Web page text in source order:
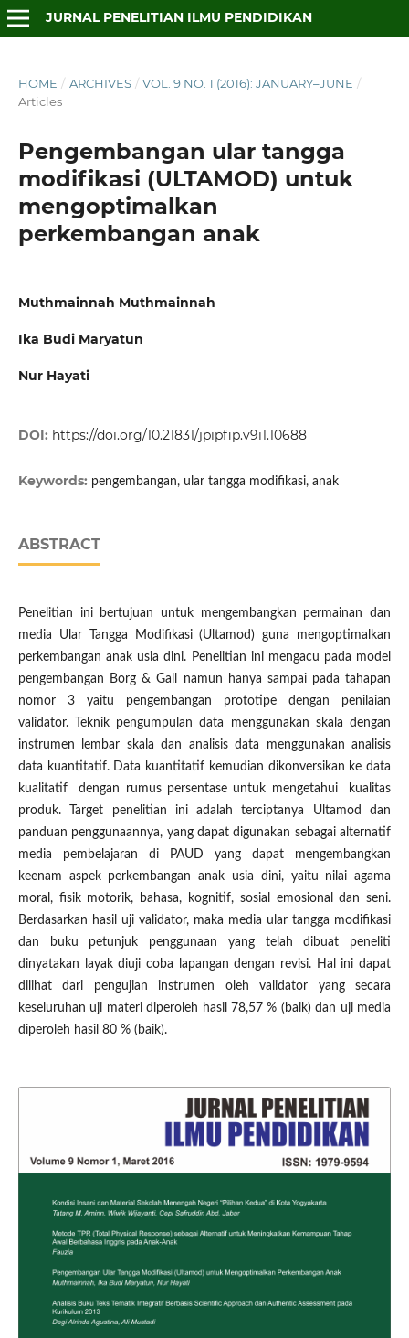
JURNAL PENELITIAN ILMU PENDIDIKAN
HOME / ARCHIVES / VOL. 9 NO. 1 (2016): JANUARY–JUNE /
Articles
Pengembangan ular tangga
modifikasi (ULTAMOD) untuk
mengoptimalkan
perkembangan anak
Muthmainnah Muthmainnah
Ika Budi Maryatun
Nur Hayati
DOI: https://doi.org/10.21831/jpipfip.v9i1.10688
Keywords: pengembangan, ular tangga modifikasi, anak
ABSTRACT
Penelitian ini bertujuan untuk mengembangkan permainan dan
media Ular Tangga Modifikasi (Ultamod) guna mengoptimalkan
perkembangan anak usia dini. Penelitian ini mengacu pada model
pengembangan Borg & Gall namun hanya sampai pada tahapan
nomor 3 yaitu pengembangan prototipe dengan penilaian
validator. Teknik pengumpulan data menggunakan skala dengan
instrumen lembar skala dan analisis data menggunakan analisis
data kuantitatif. Data kuantitatif kemudian dikonversikan ke data
kualitatif dengan rumus persentase untuk mengetahui kualitas
produk. Target penelitian ini adalah terciptanya Ultamod dan
panduan penggunaannya, yang dapat digunakan sebagai alternatif
media pembelajaran di PAUD yang dapat mengembangkan
keenam aspek perkembangan anak usia dini, yaitu nilai agama
moral, fisik motorik, bahasa, kognitif, sosial emosional dan seni.
Berdasarkan hasil uji validator, maka media ular tangga modifikasi
dan buku petunjuk penggunaan yang telah dibuat peneliti
dinyatakan layak diuji coba lapangan dengan revisi. Hal ini dapat
dilihat dari pengujian instrumen oleh validator yang secara
keseluruhan uji materi diperoleh hasil 78,57 % (baik) dan uji media
diperoleh hasil 80 % (baik).